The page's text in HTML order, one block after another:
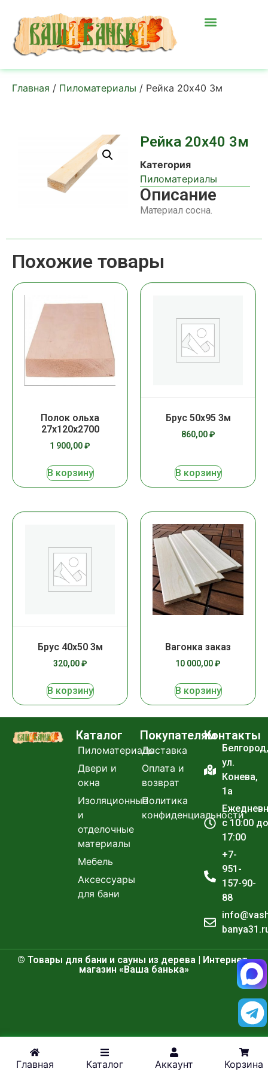
Главная Каталог Аккаунт Корзина
Главная / Пиломатериалы / Рейка 20х40 3м
Рейка 20х40 3м
Категория
Пиломатериалы
Описание
Материал сосна.
Похожие товары
Полок ольха
27х120х2700
1 900,00₽
В корзину
Брус 50х95 3м
860,00₽
В корзину
Брус 40х50 3м
320,00₽
В корзину
Вагонка заказ
10 000,00₽
В корзину
Каталог
Пиломатериалы
Двери и
окна
Изоляционные
и
отделочные
материалы
Мебель
Аксессуары
для бани
Покупателям
Доставка
Оплата и
возврат
Политика
конфиденциальности
Контакты
Белгород,
ул.
Конева,
1а
с 10:00 до
17:00
+7-
951-
157-90-
88
© Товары для бани и сауны из дерева | Интернет-
магазин «Ваша банька»